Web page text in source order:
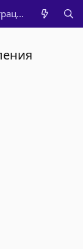
Регистрация